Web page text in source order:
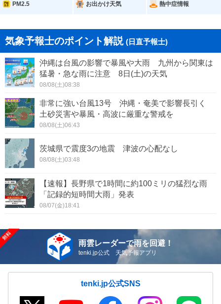
PM2.5 お出かけ天気 熱中症情報
気象予報士のポイント解説 (日直予報士)
沖縄は台風の影響で暴風や大雨 九州から関東は
猛暑・急な雨に注意 8日(土)の天気
08/08(土)08:38
非常に強い台風13号 沖縄・奄美で影響長引く
土砂災害や暴風・高波に厳重な警戒を
08/08(土)06:43
茨城県で震度3の地震 津波の心配なし
08/08(土)03:48
【速報】長野県で1時間に約100ミリの猛烈な雨
「記録的短時間大雨」発表
08/07(金)18:41
雨雲レーダーで雨を回避！
tenki.jp公式 天気予報アプリ
tenki.jp公式SNS